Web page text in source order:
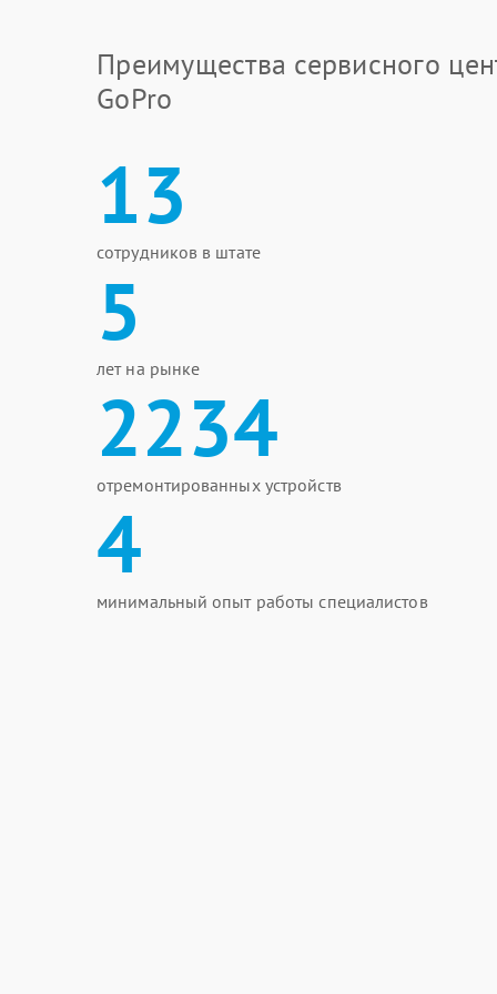
Преимущества сервисного
GoPro
13
сотрудников в штате
5
лет на рынке
2234
отремонтированных устройств
4
минимальный опыт работы специалистов